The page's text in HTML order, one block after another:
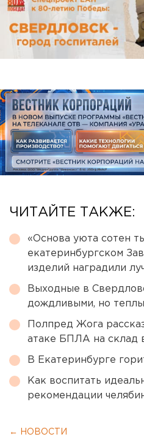
ЧИТАЙТЕ ТАКЖЕ:
«Основа уюта сотен
екатеринбургском
изделий наградили
Выходные в
дождливыми, но
Полпред Жога
атаке БПЛА на склад
В Екатеринбурге
Как воспитать
рекомендации
← НОВОСТИ